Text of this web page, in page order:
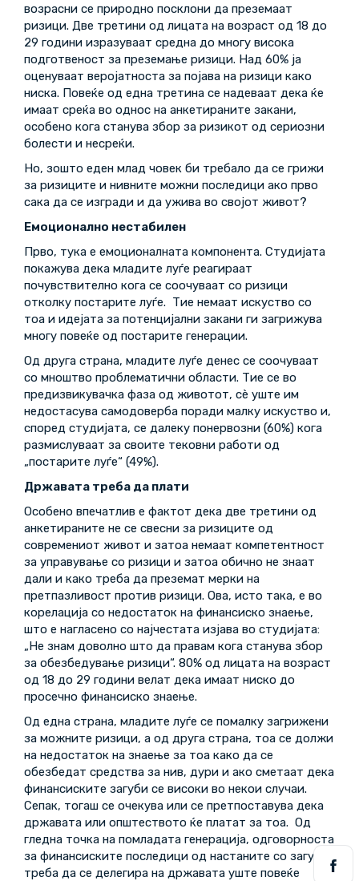
возрасни се природно посклони да преземаат
ризици. Две третини од лицата на возраст од 18 до
29 години изразуваат средна до многу висока
подготвеност за преземање ризици. Над 60% ја
оценуваат веројатноста за појава на ризици како
ниска. Повеќе од една третина се надеваат дека ќе
имаат среќа во однос на анкетираните закани,
особено кога станува збор за ризикот од сериозни
болести и несреќи.
Но, зошто еден млад човек би требало да се грижи
за ризиците и нивните можни последици ако прво
сака да се изгради и да ужива во својот живот?
Емоционално нестабилен
Прво, тука е емоционалната компонента. Студијата
покажува дека младите луѓе реагираат
почувствително кога се соочуваат со ризици
отколку постарите луѓе. Тие немаат искуство со
тоа и идејата за потенцијални закани ги загрижува
многу повеќе од постарите генерации.
Од друга страна, младите луѓе денес се соочуваат
со мноштво проблематични области. Тие се во
предизвикувачка фаза од животот, сè уште им
недостасува самодоверба поради малку искуство и,
според студијата, се далеку понервозни (60%) кога
размислуваат за своите тековни работи од
„постарите луѓе“ (49%).
Државата треба да плати
Особено впечатлив е фактот дека две третини од
анкетираните не се свесни за ризиците од
современиот живот и затоа немаат компетентност
за управување со ризици и затоа обично не знаат
дали и како треба да преземат мерки на
претпазливост против ризици. Ова, исто така, е во
корелација со недостаток на финансиско знаење,
што е нагласено со најчестата изјава во студијата:
„Не знам доволно што да правам кога станува збор
за обезбедување ризици“. 80% од лицата на возраст
од 18 до 29 години велат дека имаат ниско до
просечно финансиско знаење.
Од една страна, младите луѓе се помалку загрижени
за можните ризици, а од друга страна, тоа се должи
на недостаток на знаење за тоа како да се
обезбедат средства за нив, дури и ако сметаат дека
финансиските загуби се високи во некои случаи.
Сепак, тогаш се очекува или се претпоставува дека
државата или општеството ќе платат за тоа. Од
гледна точка на помладата генерација, одговорноста
за финансиските последици од настаните со загуби
треба да се делегира на државата уште повеќе